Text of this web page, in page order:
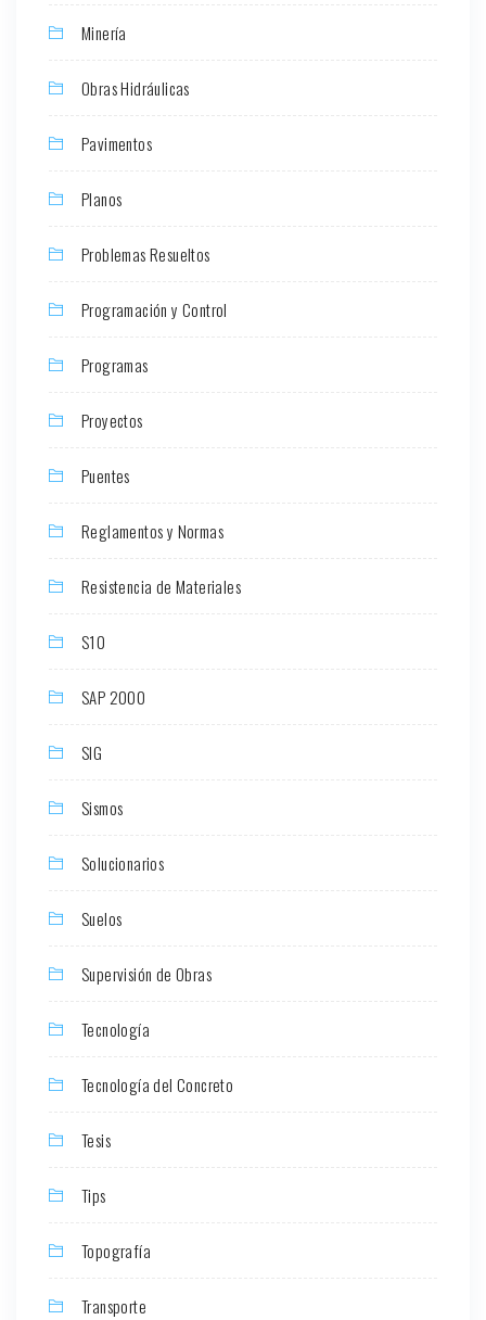
Minería
Obras Hidráulicas
Pavimentos
Planos
Problemas Resueltos
Programación y Control
Programas
Proyectos
Puentes
Reglamentos y Normas
Resistencia de Materiales
S10
SAP 2000
SIG
Sismos
Solucionarios
Suelos
Supervisión de Obras
Tecnología
Tecnología del Concreto
Tesis
Tips
Topografía
Transporte